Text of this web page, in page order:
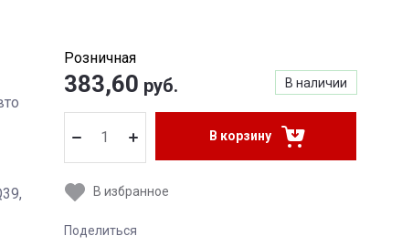
В наличии
Розничная
383,60 руб.
В корзину
В избранное
Поделиться